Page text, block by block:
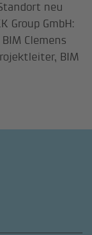
neu
Group GmbH:
Clemens
BIM